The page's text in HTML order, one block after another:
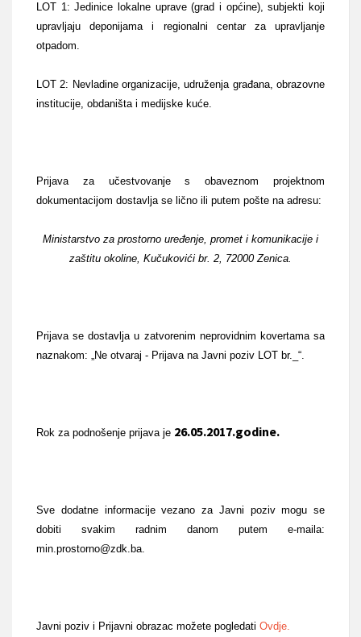
LOT 1: Jedinice lokalne uprave (grad i općine), subjekti koji
upravljaju deponijama i regionalni centar za upravljanje
otpadom.
LOT 2: Nevladine organizacije, udruženja građana, obrazovne
institucije, obdaništa i medijske kuće.
Prijava za učestvovanje s obaveznom projektnom
dokumentacijom dostavlja se lično ili putem pošte na adresu:
Ministarstvo za prostorno uređenje, promet i komunikacije i
zaštitu okoline, Kučukovići br. 2, 72000 Zenica.
Prijava se dostavlja u zatvorenim neprovidnim kovertama sa
naznakom: „Ne otvaraj - Prijava na Javni poziv LOT br._“.
Rok za podnošenje prijava je 26.05.2017.godine.
Sve dodatne informacije vezano za Javni poziv mogu se
dobiti svakim radnim danom putem e-maila:
min.prostorno@zdk.ba.
Javni poziv i Prijavni obrazac možete pogledati Ovdje.